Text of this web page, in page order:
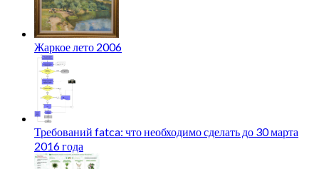
Жаркое лето 2006
Требований fatca: что необходимо сделать до 30 марта
2016 года